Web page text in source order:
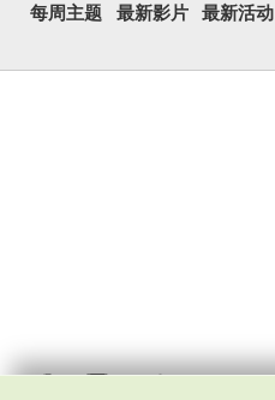
每周主题 最新影片 最新活动